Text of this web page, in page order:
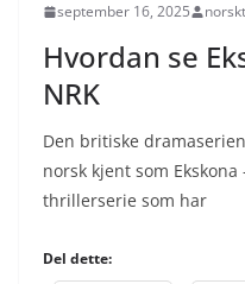
september 16, 2025
Hvordan se
NRK
Den britiske
norsk kjent som
thrillerserie som har
Del dette: